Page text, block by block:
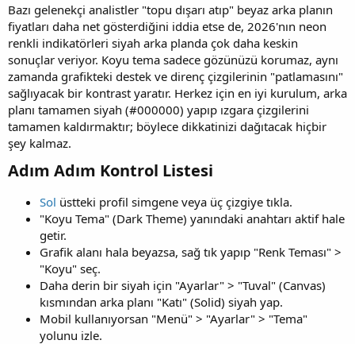
Bazı gelenekçi analistler "topu dışarı atıp" beyaz arka planın
fiyatları daha net gösterdiğini iddia etse de, 2026'nın neon
renkli indikatörleri siyah arka planda çok daha keskin
sonuçlar veriyor. Koyu tema sadece gözünüzü korumaz, aynı
zamanda grafikteki destek ve direnç çizgilerinin "patlamasını"
sağlıyacak bir kontrast yaratır. Herkez için en iyi kurulum, arka
planı tamamen siyah (#000000) yapıp ızgara çizgilerini
tamamen kaldırmaktır; böylece dikkatinizi dağıtacak hiçbir
şey kalmaz.
Adım Adım Kontrol Listesi​
Sol üstteki profil simgene veya üç çizgiye tıkla.
"Koyu Tema" (Dark Theme) yanındaki anahtarı aktif hale
getir.
Grafik alanı hala beyazsa, sağ tık yapıp "Renk Teması" >
"Koyu" seç.
Daha derin bir siyah için "Ayarlar" > "Tuval" (Canvas)
kısmından arka planı "Katı" (Solid) siyah yap.
Mobil kullanıyorsan "Menü" > "Ayarlar" > "Tema"
yolunu izle.